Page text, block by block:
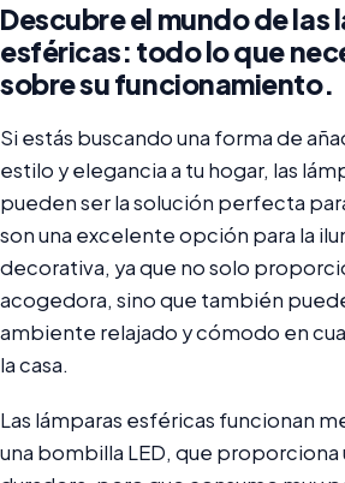
Descubre el mundo de las
esféricas: todo lo que
sobre su funcionamiento.
Si estás buscando una forma de
estilo y elegancia a tu hogar, las
pueden ser la solución perfecta
son una excelente opción para la
decorativa, ya que no solo
acogedora, sino que también
ambiente relajado y cómodo en
la casa.
Las lámparas esféricas funcionan
una bombilla LED, que proporciona